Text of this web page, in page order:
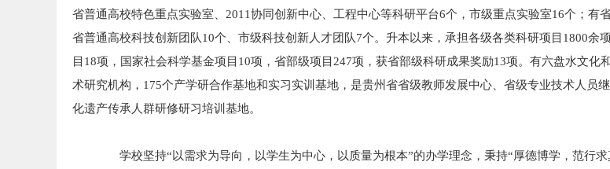
省普通高校特色重点实验室、2011协同创新中心、工程中心等科研平台6个，市级重点实验室16个；有
省普通高校科技创新团队10个、市级科技创新人才团队7个。升本以来，承担各级各类科研项目1800余
目18项，国家社会科学基金项目10项，省部级项目247项，获省部级科研成果奖励13项。有六盘水文化
术研究机构，175个产学研合作基地和实习实训基地，是贵州省省级教师发展中心、省级专业技术人员
化遗产传承人群研修研习培训基地。
学校坚持“以需求为导向，以学生为中心，以质量为根本”的办学理念，秉持“厚德博学，范行求